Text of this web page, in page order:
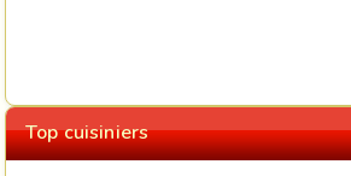
Top cuisiniers